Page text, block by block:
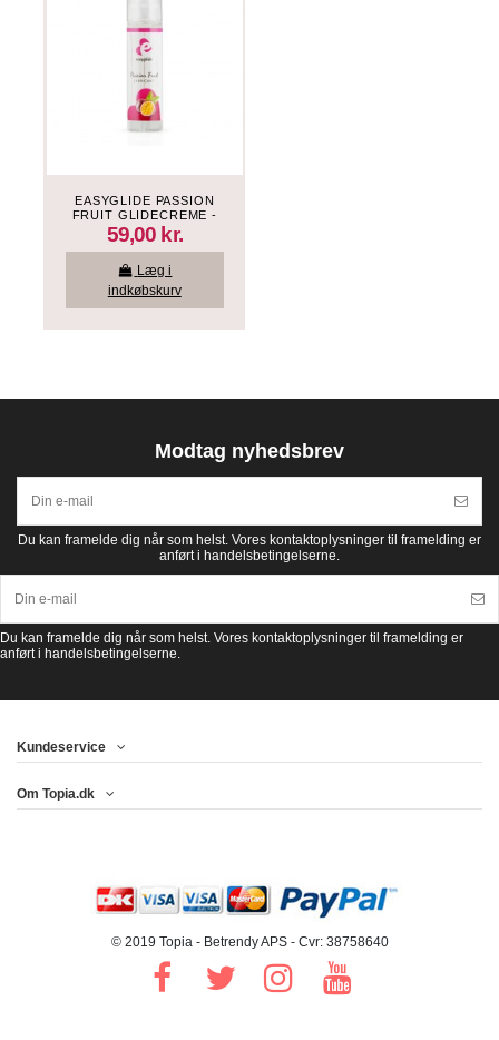
EASYGLIDE PASSION
FRUIT GLIDECREME -
VANDBASERET - 30 ML
59,00 kr.
Læg i
indkøbskurv
Modtag nyhedsbrev
Du kan framelde dig når som helst. Vores kontaktoplysninger til framelding er
anført i handelsbetingelserne.
Du kan framelde dig når som helst. Vores kontaktoplysninger til framelding er
anført i handelsbetingelserne.
Kundeservice
Om Topia.dk
© 2019 Topia - Betrendy APS - Cvr: 38758640